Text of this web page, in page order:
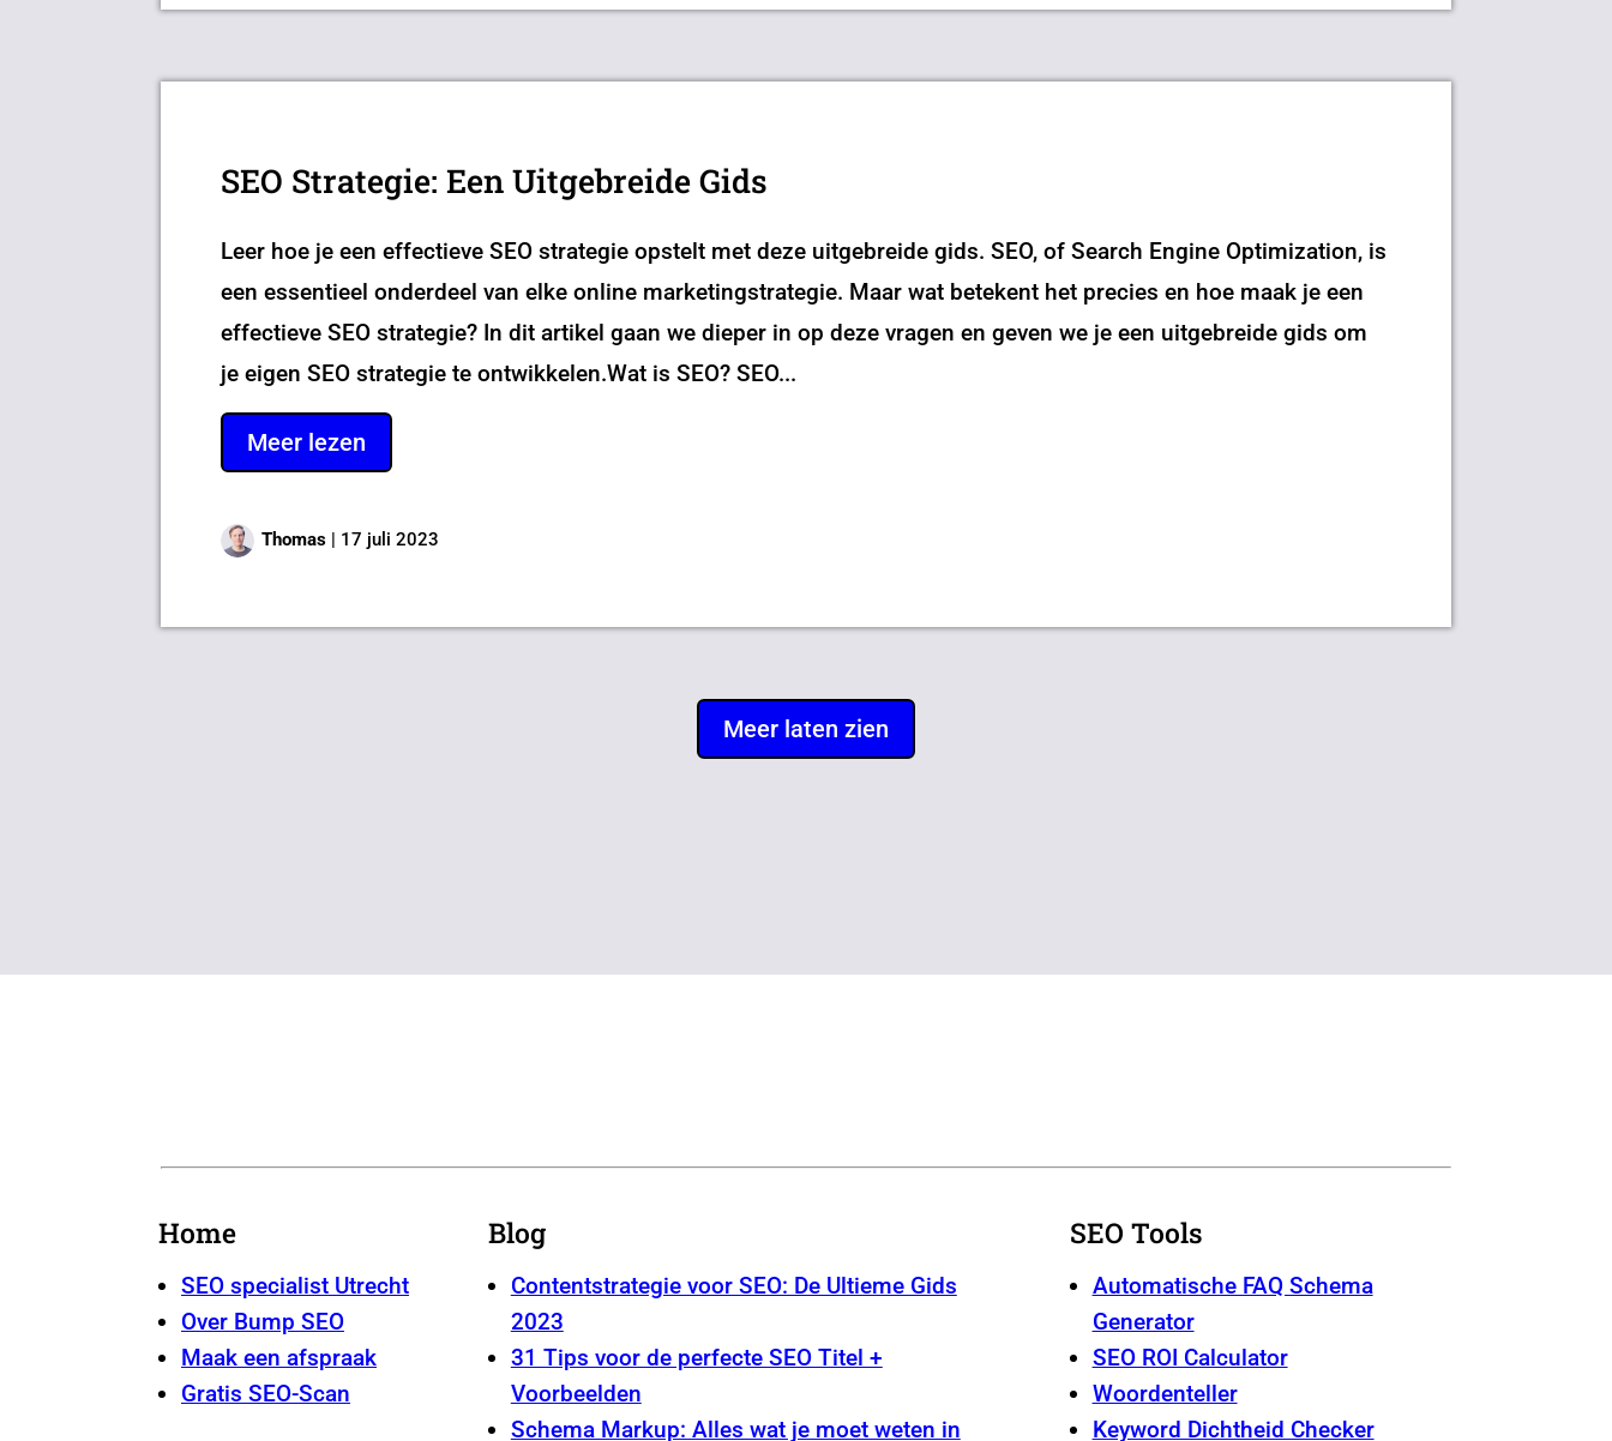
SEO Strategie: Een Uitgebreide Gids
Leer hoe je een effectieve SEO strategie opstelt met deze uitgebreide gids. SEO, of Search Engine Optimization, is
een essentieel onderdeel van elke online marketingstrategie. Maar wat betekent het precies en hoe maak je een
effectieve SEO strategie? In dit artikel gaan we dieper in op deze vragen en geven we je een uitgebreide gids om
je eigen SEO strategie te ontwikkelen.Wat is SEO? SEO...
Meer lezen
Thomas | 17 juli 2023
Meer laten zien
Home
SEO specialist Utrecht
Over Bump SEO
Maak een afspraak
Gratis SEO-Scan
Blog
Contentstrategie voor SEO: De Ultieme Gids
2023
31 Tips voor de perfecte SEO Titel +
Voorbeelden
Schema Markup: Alles wat je moet weten in
SEO Tools
Automatische FAQ Schema
Generator
SEO ROI Calculator
Woordenteller
Keyword Dichtheid Checker